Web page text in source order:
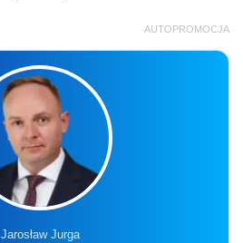
AUTOPROMOCJA
Jarosław Jurga